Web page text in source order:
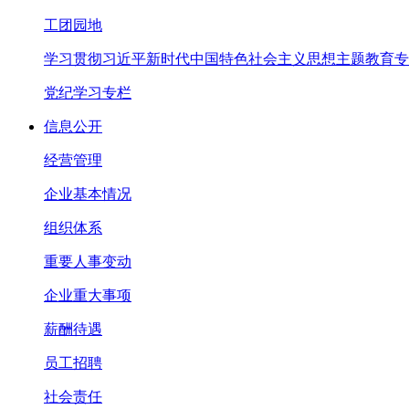
工团园地
学习贯彻习近平新时代中国特色社会主义思想主题教育
党纪学习专栏
信息公开
经营管理
企业基本情况
组织体系
重要人事变动
企业重大事项
薪酬待遇
员工招聘
社会责任